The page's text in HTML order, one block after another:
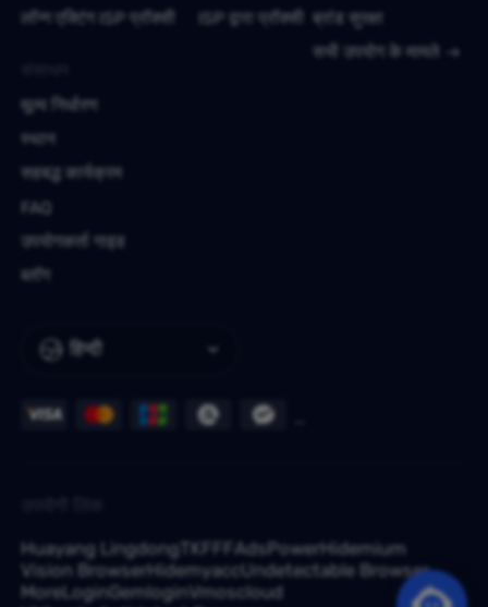
हिन्दी
लॉन्ग एक्टिंग ISP प्रॉक्सी
ISP द्वारा प्रॉक्सी
ब्रांड सुरक्षा
सभी उपयोग के मामले
मूल्य निर्धारण
स्थान
सहबद्ध कार्यक्रम
FAQ
उपयोगकर्ता गाइड
ब्लॉग
Huayang Lingdong TKFFF AdsPowerHidemium
Vision BrowserHidemyaccUndetectable Browser
MoreLoginGemloginVmoscloud